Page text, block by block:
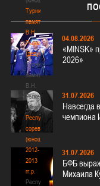
Турнир
памяти
В.Н.
Рыженкова
(девушки)
Турнир
памяти
В.Н.
Рыженкова
(девушки)
Республиканские
соревнования
(юноши)
2012-
2013
гг.р.
Республиканские
04.08.2026
«MINSK»
2026»
31.07.2026
Навсегда
чемпиона
31.07.2026
БФБ
Михаила